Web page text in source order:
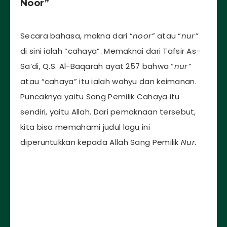
Noor”
Secara bahasa, makna dari “noor”atau “nur”
di sini ialah “cahaya”. Memaknai dari Tafsir As-
Sa’di, Q.S. Al-Baqarah ayat 257 bahwa “nur”
atau “cahaya” itu ialah wahyu dan keimanan.
Puncaknya yaitu Sang Pemilik Cahaya itu
sendiri, yaitu Allah. Dari pemaknaan tersebut,
kita bisa memahami judul lagu ini
diperuntukkan kepada Allah Sang Pemilik Nur.